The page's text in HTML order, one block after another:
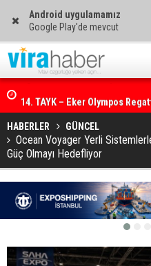
Android uygulamamız
Google Play'de mevcut
14. TAYK – Eker Olympos
HABERLER GÜNCEL
Ocean Voyager Yerli
Güç Olmayı Hedefliyor